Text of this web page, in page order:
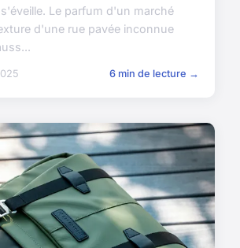
Le parfum d'un marché
d'une rue pavée inconnue
6 min de lecture →